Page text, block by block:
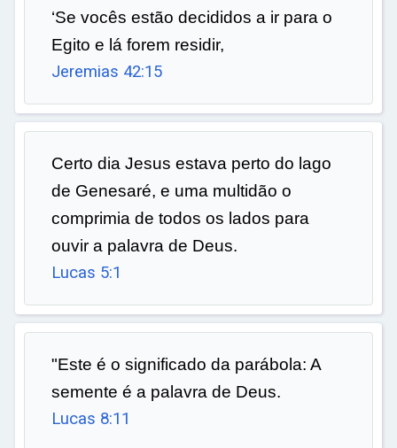
‘Se vocês estão decididos a ir para o
Egito e lá forem residir,
Jeremias 42:15
Certo dia Jesus estava perto do lago
de Genesaré, e uma multidão o
comprimia de todos os lados para
ouvir a palavra de Deus.
Lucas 5:1
"Este é o significado da parábola: A
semente é a palavra de Deus.
Lucas 8:11